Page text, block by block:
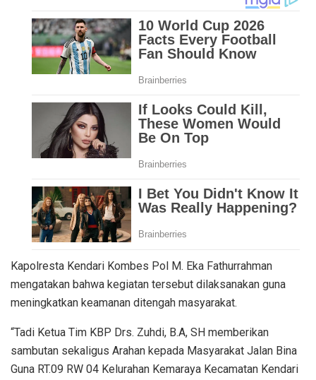
Kapolresta Kendari Kombes Pol M. Eka Fathurrahman
mengatakan bahwa kegiatan tersebut dilaksanakan guna
meningkatkan keamanan ditengah masyarakat.
“Tadi Ketua Tim KBP Drs. Zuhdi, B.A, SH memberikan
sambutan sekaligus Arahan kepada Masyarakat Jalan Bina
Guna RT.09 RW 04 Kelurahan Kemaraya Kecamatan Kendari